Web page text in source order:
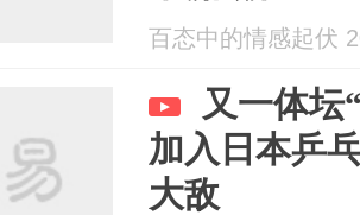
百态中的情感起伏
又一体坛
加入日本乒
大敌